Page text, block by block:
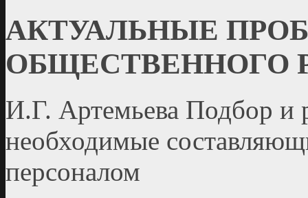
АКТУАЛЬНЫЕ
ОБЩЕСТВЕННОГО
И.Г. Артемьева Подбор и
необходимые
персоналом